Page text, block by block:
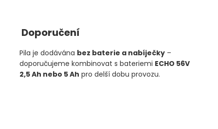
Doporučení
Pila je dodávána bez baterie a nabíječky –
doporučujeme kombinovat s bateriemi ECHO 56V
2,5 Ah nebo 5 Ah pro delší dobu provozu.